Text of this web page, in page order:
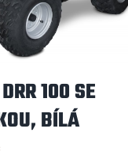
100 SE
BÍLÁ